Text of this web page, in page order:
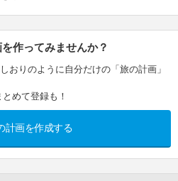
作ってみませんか？
おりのように自分だけの「旅の計画」
めて登録も！
計画を作成する